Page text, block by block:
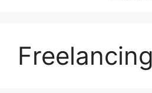
Freelancing